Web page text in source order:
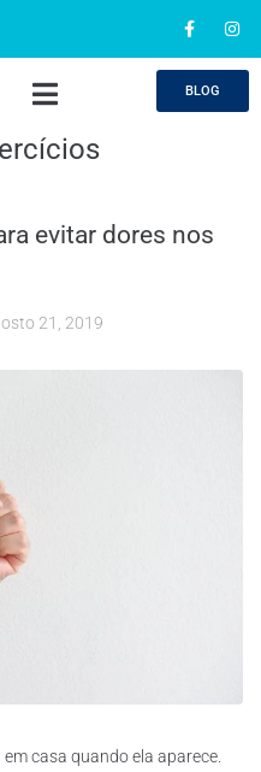
BLOG
evitar dores nos
21, 2019
casa quando ela aparece.